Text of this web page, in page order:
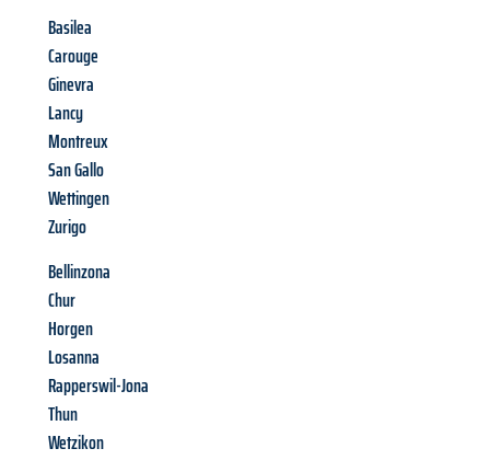
Basilea
Carouge
Ginevra
Lancy
Montreux
San Gallo
Wettingen
Zurigo
Bellinzona
Chur
Horgen
Losanna
Rapperswil-Jona
Thun
Wetzikon